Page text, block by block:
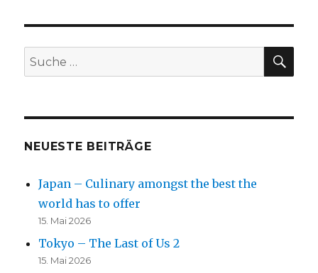
Suche
nach:
NEUESTE BEITRÄGE
Japan – Culinary amongst the best the
world has to offer
15. Mai 2026
Tokyo – The Last of Us 2
15. Mai 2026